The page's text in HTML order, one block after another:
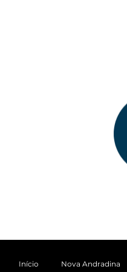
Início Nova Andradina